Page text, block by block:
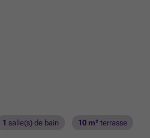
1 salle(s) de bain 10 m² terrasse